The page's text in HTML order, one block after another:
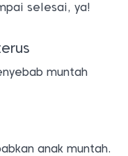
selesai, ya!
muntah
anak muntah.